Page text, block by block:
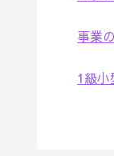
事業
1級小